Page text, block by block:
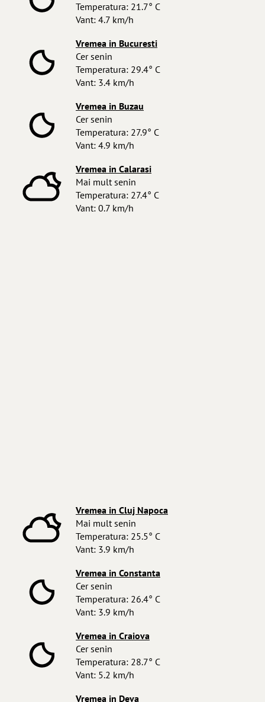
Temperatura: 21.7° C
Vant: 4.7 km/h
Vremea in Bucuresti
Cer senin
Temperatura: 29.4° C
Vant: 3.4 km/h
Vremea in Buzau
Cer senin
Temperatura: 27.9° C
Vant: 4.9 km/h
Vremea in Calarasi
Mai mult senin
Temperatura: 27.4° C
Vant: 0.7 km/h
Vremea in Cluj Napoca
Mai mult senin
Temperatura: 25.5° C
Vant: 3.9 km/h
Vremea in Constanta
Cer senin
Temperatura: 26.4° C
Vant: 3.9 km/h
Vremea in Craiova
Cer senin
Temperatura: 28.7° C
Vant: 5.2 km/h
Vremea in Deva